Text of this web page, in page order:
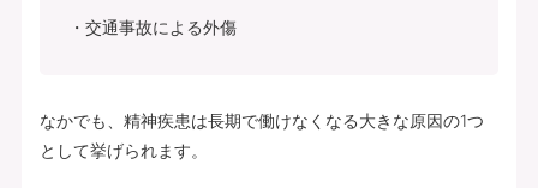
交通事故による外傷
なかでも、精神疾患は長期で働けなくなる大きな原因の1つ
として挙げられます。